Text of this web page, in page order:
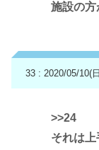
施設の方
33 : 2020/05/10(
>>24
それは